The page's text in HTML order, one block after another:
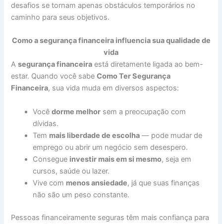
desafios se tornam apenas obstáculos temporários no
caminho para seus objetivos.
Como a segurança financeira influencia sua qualidade de
vida
Asegurança financeira está diretamente ligada ao bem-
estar. Quando você sabeComo Ter Segurança
Financeira, sua vida muda em diversos aspectos:
Vocêdorme melhor sem a preocupação com
dívidas.
Tem mais liberdade de escolha — pode mudar de
emprego ou abrir um negócio sem desespero.
Consegue investir mais em si mesmo, seja em
cursos, saúde ou lazer.
Vive com menos ansiedade, já que suas finanças
não são um peso constante.
Pessoas financeiramente seguras têm mais confiança para